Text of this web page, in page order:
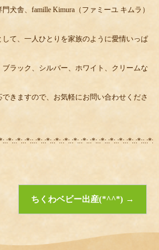
犬舎、famille Kimura（ファミーユ キムラ）
して、一人ひとりを家族のように愛情いっぱ
ラック、シルバー、ホワイト、クリームな
きますので、お気軽にお問い合わせくださ
ちくわベビー出産(*^^*) →